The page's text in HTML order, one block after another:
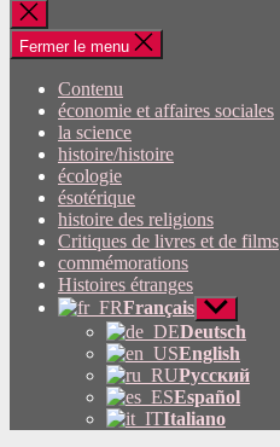
Fermer
la
recherche
Fermer le menu
Contenu
économie et affaires sociales
la science
histoire/histoire
écologie
ésotérique
histoire des religions
Critiques de livres et de films
commémorations
Histoires étranges
Français Afficher
le
sous-
menu
Deutsch
English
Русский
Español
Italiano